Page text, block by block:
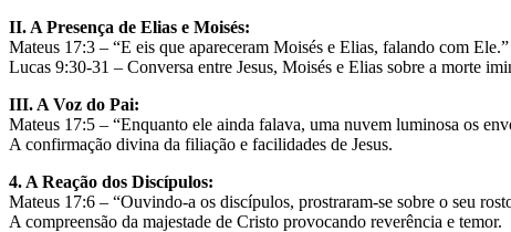
II. A Presença de Elias e Moisés:
Mateus 17:3 – “E eis que apareceram Moisés e Elias, falando com Ele.”
Lucas 9:30-31 – Conversa entre Jesus, Moisés e Elias sobre a morte
III. A Voz do Pai:
Mateus 17:5 – “Enquanto ele ainda falava, uma nuvem luminosa os
A confirmação divina da filiação e facilidades de Jesus.
4. A Reação dos Discípulos:
Mateus 17:6 – “Ouvindo-a os discípulos, prostraram-se sobre o seu
A compreensão da majestade de Cristo provocando reverência e temor.